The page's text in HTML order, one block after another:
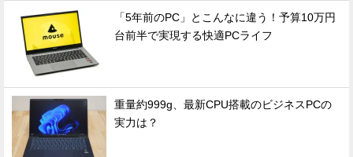
「5年前のPC」とこんなに違う！予算10万円
台前半で実現する快適PCライフ
重量約999g、最新CPU搭載のビジネスPCの
実力は？